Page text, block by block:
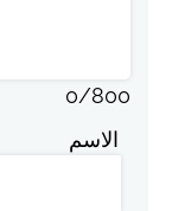
0/800
الاسم